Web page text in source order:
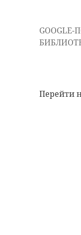
Перейти